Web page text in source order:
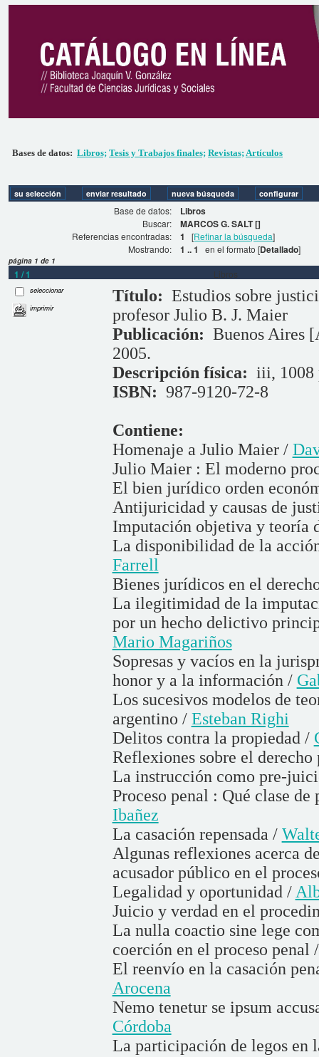
Bases de datos: Libros; Tesis y Trabajos finales; Revistas;Artículos
Base de datos: Libros
Buscar: MARCOS G. SALT []
Referencias encontradas: 1 [Refinar la búsqueda]
Mostrando:
1 .. 1 en el formato [Detallado]
página 1 de 1
1 / 1 Libros
seleccionar
imprimir
Título: Estudios sobre
profesor Julio B. J. Maier
Publicación: Buenos Aires
2005.
Descripción física: iii, 1008
ISBN: 987-9120-72-8
Contiene:
Homenaje a Julio Maier /
Julio Maier : El moderno
El bien jurídico orden
Antijuricidad y causas de
Imputación objetiva y teoría
La disponibilidad de la
Farrell
Bienes jurídicos en el
La ilegitimidad de la
por un hecho delictivo
Mario Magariños
Sopresas y vacíos en la
honor y a la información /
Los sucesivos modelos de
argentino / Esteban Righi
Delitos contra la propiedad /
Reflexiones sobre el
La instrucción como pre-
Proceso penal : Qué clase
Ibañez
La casación repensada /
Algunas reflexiones acerca
acusador público en el
Legalidad y oportunidad /
Juicio y verdad en el
La nulla coactio sine lege
coerción en el proceso penal
El reenvío en la casación
Arocena
Nemo tenetur se ipsum
Córdoba
La participación de legos en